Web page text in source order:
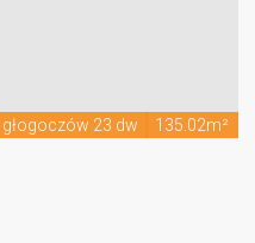
głogoczów 23 dw 135.02m²